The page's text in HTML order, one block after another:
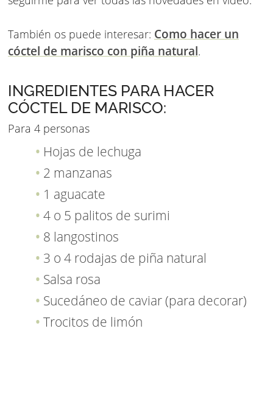
También os puede interesar: Como hacer un
cóctel de marisco con piña natural.
INGREDIENTES PARA HACER
CÓCTEL DE MARISCO:
Para 4 personas
Hojas de lechuga
2 manzanas
1 aguacate
4 o 5 palitos de surimi
8 langostinos
3 o 4 rodajas de piña natural
Salsa rosa
Sucedáneo de caviar (para decorar)
Trocitos de limón